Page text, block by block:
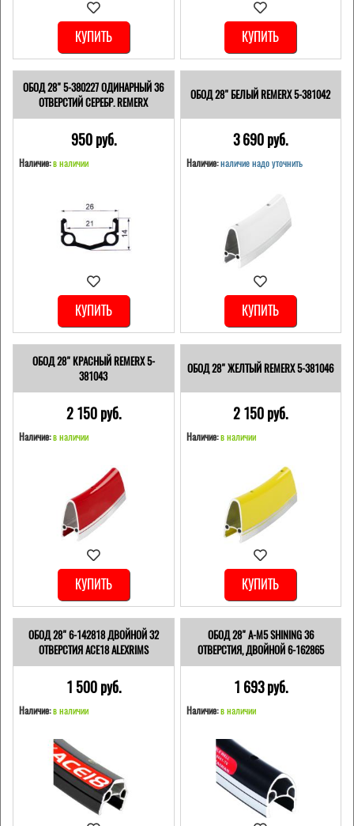
КУПИТЬ КУПИТЬ
ОБОД 28" 5-380227 ОДИНАРНЫЙ 36
ОТВЕРСТИЙ СЕРЕБР. REMERX
950 pуб.
Наличие:в наличии
КУПИТЬ
ОБОД 28" БЕЛЫЙ REMERX 5-381042
3 690 pуб.
Наличие: наличие надо уточнить
КУПИТЬ
ОБОД 28" КРАСНЫЙ REMERX 5-
381043
2 150 pуб.
Наличие:в наличии
КУПИТЬ
ОБОД 28" ЖЕЛТЫЙ REMERX 5-381046
2 150 pуб.
Наличие: в наличии
КУПИТЬ
ОБОД 28" 6-142818 ДВОЙНОЙ 32
ОТВЕРСТИЯ ACE18 ALEXRIMS
1 500 pуб.
Наличие:в наличии
ОБОД 28" A-M5 SHINING 36
ОТВЕРСТИЯ, ДВОЙНОЙ 6-162865
1 693 pуб.
Наличие: в наличии